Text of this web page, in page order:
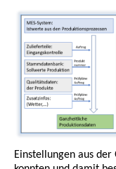
Einstellungen aus